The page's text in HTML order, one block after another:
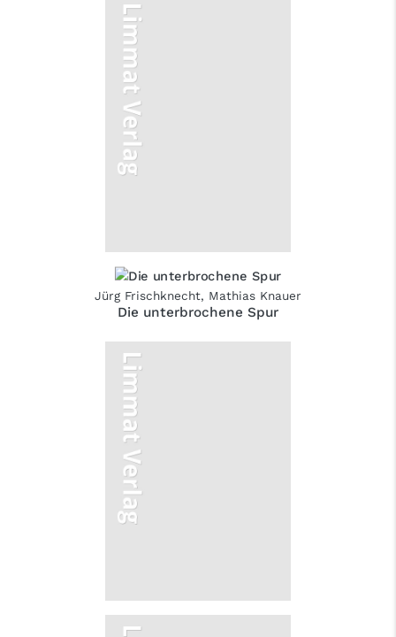
Jürg Frischknecht, Mathias Knauer
Die unterbrochene Spur